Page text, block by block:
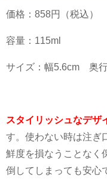
価格： 858円（税込）
容量： 115ml
サイズ：幅5.6cm 奥
スタイリッシュなデザ
す。使わない時は注ぎ
鮮度を損なうことなく
倒してしまっても安心